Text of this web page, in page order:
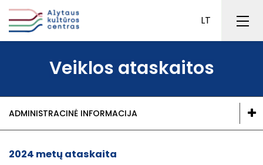
Administracinė informacija
Vizualinis identitetas
Medvilnės kultūros rūmai
ES projektai
Veiklos ataskaitos
ADMINISTRACINĖ INFORMACIJA
Viešieji pirkimai
2024 metų ataskaita